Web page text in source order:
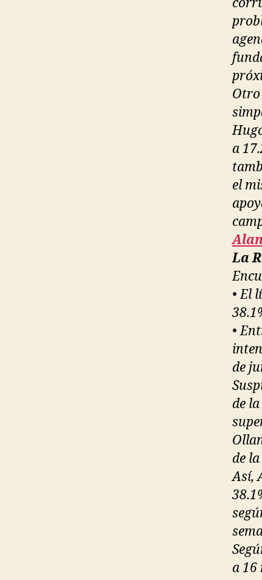
Otro
a
el
La
• El
•
de
de
de
Así,
a 16